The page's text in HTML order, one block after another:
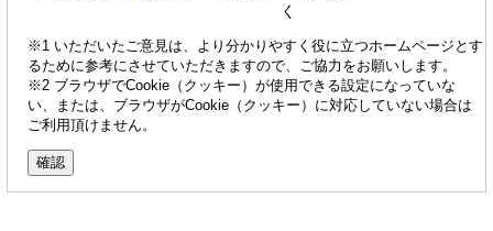
く
※1 いただいたご意見は、より分かりやすく役に立つホームページとす
るために参考にさせていただきますので、ご協力をお願いします。
※2 ブラウザでCookie（クッキー）が使用できる設定になっていな
い、または、ブラウザがCookie（クッキー）に対応していない場合は
ご利用頂けません。